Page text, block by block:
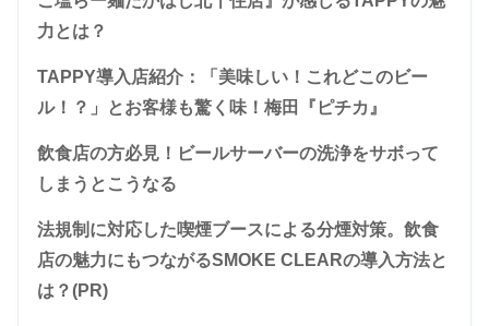
力とは？
TAPPY導入店紹介：「美味しい！これどこのビー
ル！？」とお客様も驚く味！梅田『ピチカ』
飲食店の方必見！ビールサーバーの洗浄をサボって
しまうとこうなる
法規制に対応した喫煙ブースによる分煙対策。飲食
店の魅力にもつながるSMOKE CLEARの導入方法と
は？(PR)